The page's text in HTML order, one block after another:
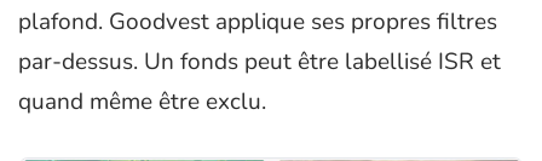
plafond. Goodvest applique ses propres filtres
par-dessus. Un fonds peut être labellisé ISR et
quand même être exclu.